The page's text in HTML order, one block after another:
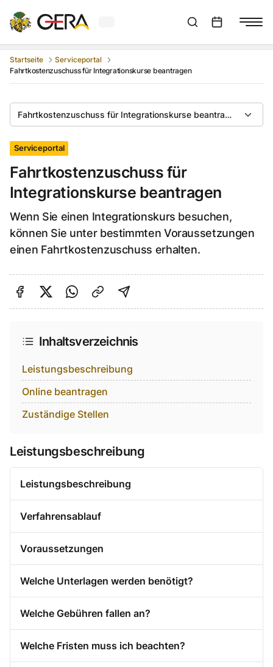
Aktuelles Wetter in GeraSuchleiste anzeigen
Startseite
Serviceportal
Fahrtkostenzuschuss für Integrationskurse beantragen
Fahrtkostenzuschuss für Integrationskurse beantragen
Serviceportal
Fahrtkostenzuschuss für
Integrationskurse beantragen
Wenn Sie einen Integrationskurs besuchen,
können Sie unter bestimmten Voraussetzungen
einen Fahrtkostenzuschuss erhalten.
Auf Facebook teilen
Auf Twitter teilen
Per Link teilen
shareViaEmail
Inhaltsverzeichnis
Leistungsbeschreibung
Online beantragen
Zuständige Stellen
Leistungsbeschreibung
Leistungsbeschreibung
Verfahrensablauf
Voraussetzungen
Welche Unterlagen werden benötigt?
Welche Gebühren fallen an?
Welche Fristen muss ich beachten?